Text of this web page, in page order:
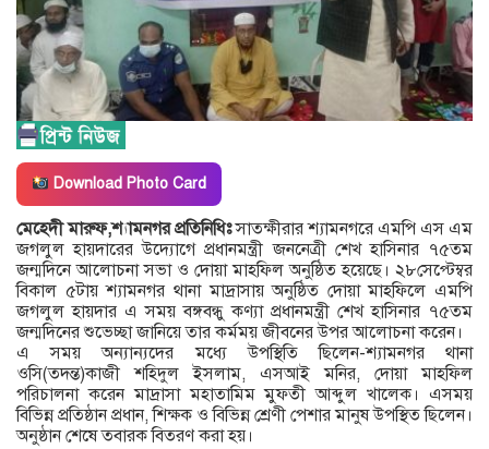
Download Photo Card
মেহেদী মারুফ,শ্যামনগর প্রতিনিধিঃসাতক্ষীরার শ্যামনগরে এমপি এস এম
জগলুল হায়দারের উদ্যোগে প্রধানমন্ত্রী জননেত্রী শেখ হাসিনার ৭৫তম
জন্মদিনে আলোচনা সভা ও দোয়া মাহফিল অনুষ্ঠিত হয়েছে। ২৮সেপ্টেম্বর
বিকাল ৫টায় শ্যামনগর থানা মাদ্রাসায় অনুষ্ঠিত দোয়া মাহফিলে এমপি
জগলুল হায়দার এ সময় বঙ্গবন্ধু কণ্যা প্রধানমন্ত্রী শেখ হাসিনার ৭৫তম
জন্মদিনের শুভেচ্ছা জানিয়ে তার কর্মময় জীবনের উপর আলোচনা করেন।
এ সময় অন্যান্যদের মধ্যে উপস্থিতি ছিলেন-শ্যামনগর থানা
ওসি(তদন্ত)কাজী শহিদুল ইসলাম, এসআই মনির, দোয়া মাহফিল
পরিচালনা করেন মাদ্রাসা মহাতামিম মুফতী আব্দুল খালেক। এসময়
বিভিন্ন প্রতিষ্ঠান প্রধান, শিক্ষক ও বিভিন্ন শ্রেণী পেশার মানুষ উপস্থিত ছিলেন।
অনুষ্ঠান শেষে তবারক বিতরণ করা হয়।